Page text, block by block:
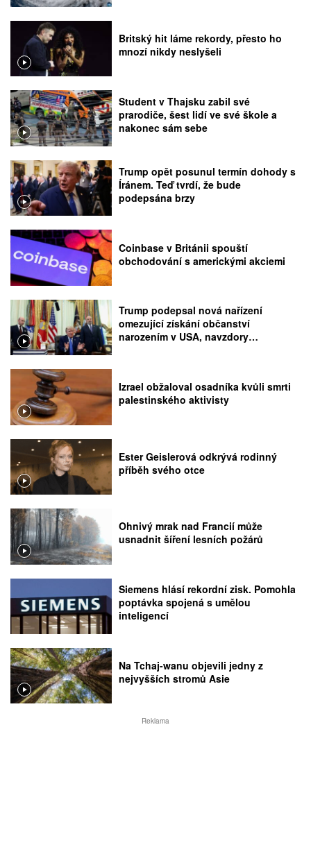
Britský hit láme rekordy, přesto ho
mnozí nikdy neslyšeli
Student v Thajsku zabil své
prarodiče, šest lidí ve své škole a
nakonec sám sebe
Trump opět posunul termín dohody s
Íránem. Teď tvrdí, že bude
podepsána brzy
Coinbase v Británii spouští
obchodování s americkými akciemi
Trump podepsal nová nařízení
omezující získání občanství
narozením v USA, navzdory
Izrael obžaloval osadníka kvůli smrti
palestinského aktivisty
Ester Geislerová odkrývá rodinný
příběh svého otce
Ohnivý mrak nad Francií může
usnadnit šíření lesních požárů
Siemens hlásí rekordní zisk. Pomohla
poptávka spojená s umělou
inteligencí
Na Tchaj-wanu objevili jedny z
nejvyšších stromů Asie
Reklama